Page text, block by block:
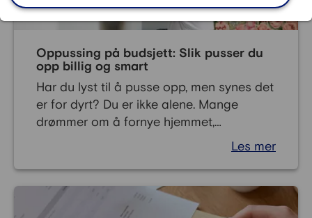
Oppussing på budsjett: Slik pusser du
opp billig og smart
Har du lyst til å pusse opp, men synes det
er for dyrt? Du er ikke alene. Mange
drømmer om å fornye hjemmet,
kostnader. Heldigvis finnes det mange
måter å pusse opp på budsjett, uten at
du må gå på kompromiss med stil eller
kvalitet. Her får du gode tips til hvordan
Les mer